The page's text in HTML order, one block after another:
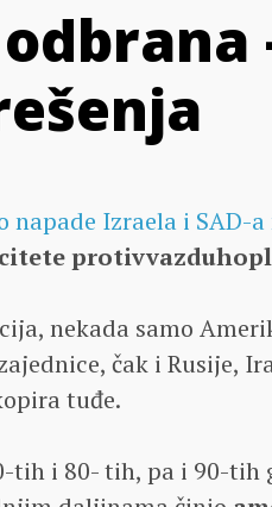
napade Izraela i SAD-
nekada samo
čak i Rusije,
tuđe.
tih i 80- tih, pa i 90-tih